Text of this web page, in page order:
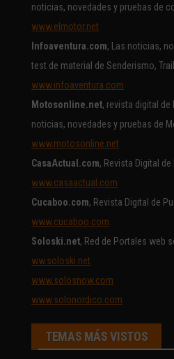
noticias, novedades y pruebas de
www.elmotor.net
Infoaventura.com, Las noticias,
test de material de Senderismo,
www.infoaventura.com
Motosonline.net, revista digital
noticias, novedades y pruebas de
www.motosonline.net
CasaActual.com, Revista Digital de
www.casaactual.com
Cucaboo.com, Revista Digital de
www.cucaboo.com
Soloski.net, Red de Portales web
ww.soloski.net
www.solosnow.com
www.solonordico.com
TEMAS MÁS VISTOS